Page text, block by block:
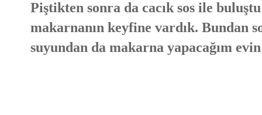
Piştikten sonra da cacık sos ile
makarnanın keyfine vardık. Bundan
suyundan da makarna yapacağım